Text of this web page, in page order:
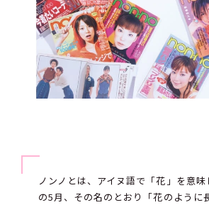
ノンノとは、アイヌ語で「花」を意
の5月、その名のとおり「花のように